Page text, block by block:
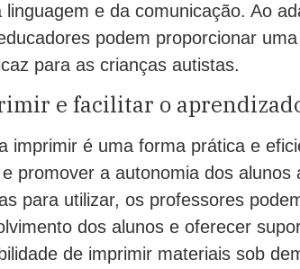
e da comunicação. Ao
podem proporcionar
para as crianças autistas.
e facilitar o
imprimir é uma forma prática e
promover a autonomia dos alunos
para utilizar, os professores
dos alunos e oferecer
de imprimir materiais sob